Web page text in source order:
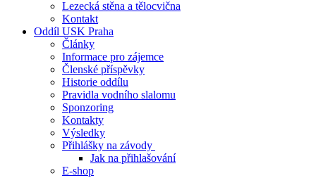
Lezecká stěna a tělocvična
Kontakt
Oddíl USK Praha
Články
Informace pro zájemce
Členské příspěvky
Historie oddílu
Pravidla vodního slalomu
Sponzoring
Kontakty
Výsledky
Přihlášky na závody
Jak na přihlašování
E-shop